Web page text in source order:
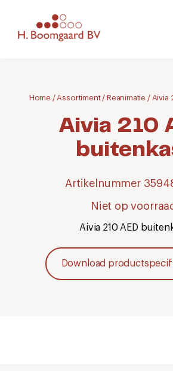
Home / Assortiment/ Reanimatie / Aivia
Aivia 210
Artikelnummer
Niet op
Aivia 210 AED
Download